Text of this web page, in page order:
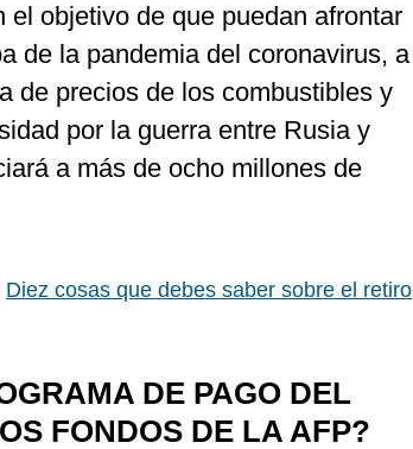
el objetivo de que puedan afrontar
de la pandemia del coronavirus, a
de precios de los combustibles y
por la guerra entre Rusia y
a más de ocho millones de
Diez cosas que debes saber sobre el retiro
DE PAGO DEL
FONDOS DE LA AFP?